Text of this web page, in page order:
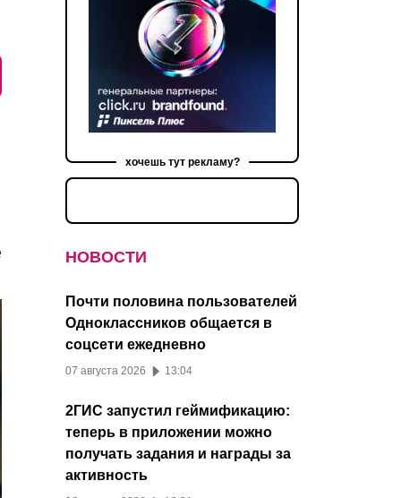
хочешь тут рекламу?
НОВОСТИ
Почти половина пользователей
Одноклассников общается в
соцсети ежедневно
07 августа 2026 13:04
2ГИС запустил геймификацию:
теперь в приложении можно
получать задания и награды за
активность